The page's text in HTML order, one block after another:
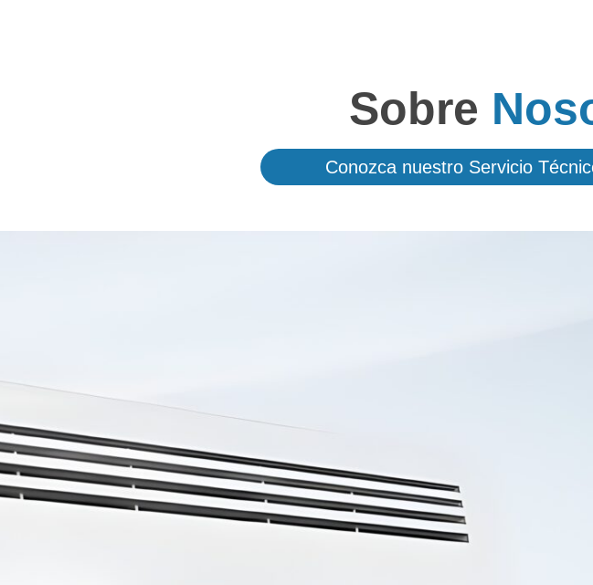
Sobre
Conozca nuestro Servicio